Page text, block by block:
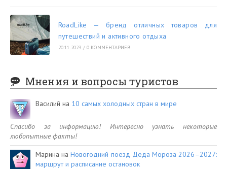
RoadLike — бренд отличных товаров для
путешествий и активного отдыха
20.11.2023 / 0 КОММЕНТАРИЕВ
Мнения и вопросы туристов
Василий на 10 самых холодных стран в мире
Спасибо за информацию! Интересно узнать некоторые
любопытные факты!
Марина наНовогодний поезд Деда Мороза 2026–2027:
маршрут и расписание остановок